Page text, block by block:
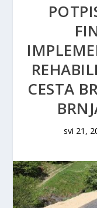
CESTA
svi 21,